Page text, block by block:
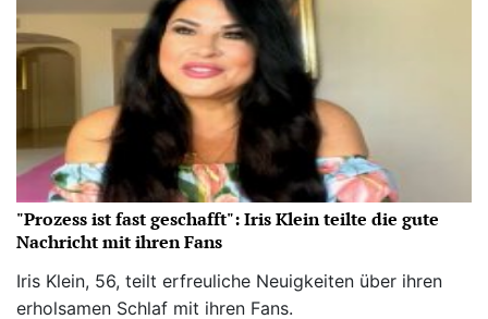
"Prozess ist fast geschafft": Iris Klein teilte die gute
Nachricht mit ihren Fans
Iris Klein, 56, teilt erfreuliche Neuigkeiten über ihren
erholsamen Schlaf mit ihren Fans.